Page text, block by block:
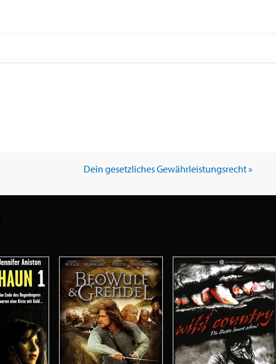
Dein gesetzliches Gewährleistungsrecht »